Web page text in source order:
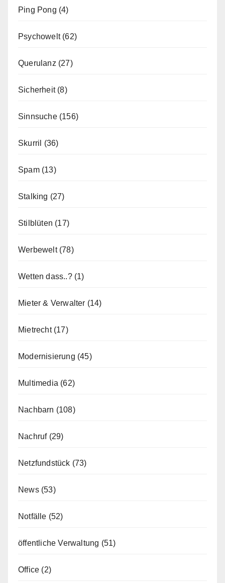
Ping Pong (4)
Psychowelt(62)
Querulanz (27)
Sicherheit(8)
Sinnsuche(156)
Skurril (36)
Spam(13)
Stalking (27)
Stilblüten (17)
Werbewelt(78)
Wetten dass..?(1)
Mieter & Verwalter (14)
Mietrecht(17)
Modernisierung (45)
Multimedia (62)
Nachbarn (108)
Nachruf(29)
Netzfundstück (73)
News(53)
Notfälle (52)
öffentliche Verwaltung (51)
Office (2)